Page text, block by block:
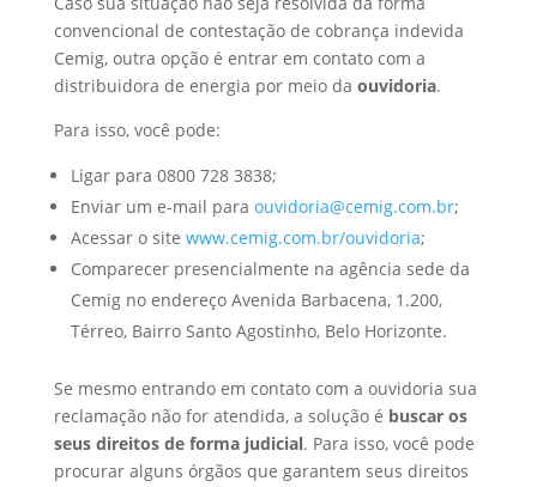
convencional de contestação de cobrança indevida
Cemig, outra opção é entrar em contato com a
distribuidora de energia por meio da ouvidoria.
Para isso, você pode:
Ligar para 0800 728 3838;
Enviar um e-mail para ouvidoria@cemig.com.br;
Acessar o site www.cemig.com.br/ouvidoria;
Comparecer presencialmente na agência sede da
Cemig no endereço Avenida Barbacena, 1.200,
Térreo, Bairro Santo Agostinho, Belo Horizonte.
Se mesmo entrando em contato com a ouvidoria sua
reclamação não for atendida, a solução é buscar os
seus direitos de forma judicial. Para isso, você pode
procurar alguns órgãos que garantem seus direitos